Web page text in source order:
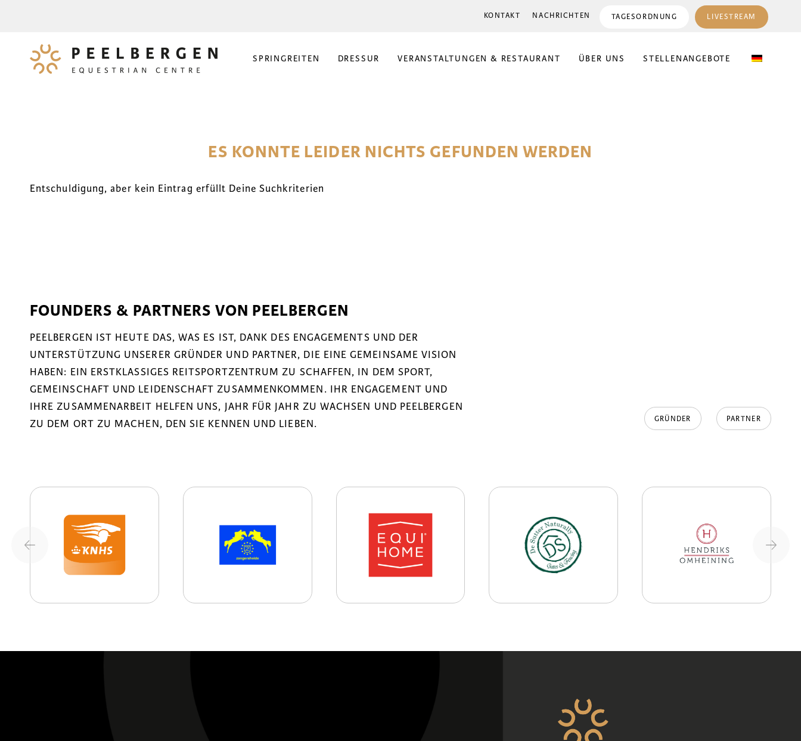
KONTAKT NACHRICHTEN TAGESORDNUNG LIVESTREAM
SPRINGREITEN DRESSUR VERANSTALTUNGEN & RESTAURANT ÜBER UNS STELLENANGEBOTE
ES KONNTE LEIDER NICHTS GEFUNDEN WERDEN
Entschuldigung, aber kein Eintrag erfüllt Deine Suchkriterien
FOUNDERS & PARTNERS VON PEELBERGEN
PEELBERGEN IST HEUTE DAS, WAS ES IST, DANK DES ENGAGEMENTS UND DER
UNTERSTÜTZUNG UNSERER GRÜNDER UND PARTNER, DIE EINE GEMEINSAME VISION
HABEN: EIN ERSTKLASSIGES REITSPORTZENTRUM ZU SCHAFFEN, IN DEM SPORT,
GEMEINSCHAFT UND LEIDENSCHAFT ZUSAMMENKOMMEN. IHR ENGAGEMENT UND
IHRE ZUSAMMENARBEIT HELFEN UNS, JAHR FÜR JAHR ZU WACHSEN UND PEELBERGEN
ZU DEM ORT ZU MACHEN, DEN SIE KENNEN UND LIEBEN.
GRÜNDER PARTNER